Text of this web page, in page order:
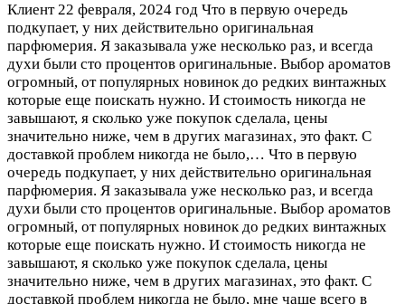
Клиент 22 февраля, 2024 год Что в первую очередь
подкупает, у них действительно оригинальная
парфюмерия. Я заказывала уже несколько раз, и всегда
духи были сто процентов оригинальные. Выбор ароматов
огромный, от популярных новинок до редких винтажных
которые еще поискать нужно. И стоимость никогда не
завышают, я сколько уже покупок сделала, цены
значительно ниже, чем в других магазинах, это факт. С
доставкой проблем никогда не было,… Что в первую
очередь подкупает, у них действительно оригинальная
парфюмерия. Я заказывала уже несколько раз, и всегда
духи были сто процентов оригинальные. Выбор ароматов
огромный, от популярных новинок до редких винтажных
которые еще поискать нужно. И стоимость никогда не
завышают, я сколько уже покупок сделала, цены
значительно ниже, чем в других магазинах, это факт. С
доставкой проблем никогда не было, мне чаще всего в